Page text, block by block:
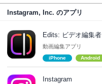
Instagram, Inc. のアプリ
Edits: ビデオ編集者
動画編集アプリ
iPhone Android
Instagram